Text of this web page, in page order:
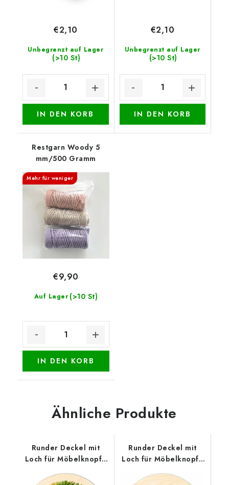
Unbegrenzt auf Lager
(>10 St)
€2,10
IN DEN KORB
Unbegrenzt auf Lager
(>10 St)
€2,10
IN DEN KORB
Restgarn Woody 5
mm/500 Gramm
Mehr für weniger
Auf Lager (>10 St)
€9,90
IN DEN KORB
Ähnliche Produkte
Runder Deckel mit
Loch für Möbelknopf -
Tieren
Runder Deckel mit
Loch für Möbelknopf -